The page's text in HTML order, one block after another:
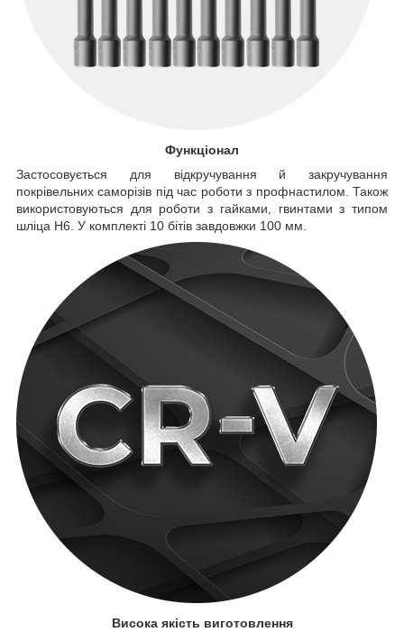
Функціонал
Застосовується для відкручування й закручування
покрівельних саморізів під час роботи з профнастилом. Також
використовуються для роботи з гайками, гвинтами з типом
шліца H6. У комплекті 10 бітів завдовжки 100 мм.
Висока якість виготовлення